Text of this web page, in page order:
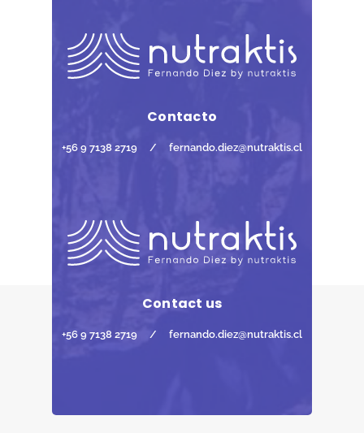
Contacto
+56 9 7138 2719 / fernando.diez@nutraktis.cl
Contact us
+56 9 7138 2719 / fernando.diez@nutraktis.cl